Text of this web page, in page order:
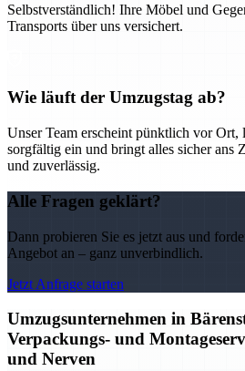
Selbstverständlich! Ihre Möbel und
Transports über uns versichert.
Wie läuft der Umzugstag ab?
Unser Team erscheint pünktlich vor Ort,
sorgfältig ein und bringt alles sicher ans
und zuverlässig.
Alle Fragen geklärt?
Dann probieren Sie es jetzt aus und
Angebot an – ganz unverbindlich.
Jetzt Anfrage starten
Umzugsunternehmen in
Verpackungs- und
und Nerven